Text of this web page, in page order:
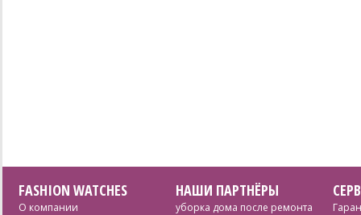
FASHION WATCHES
О компании
НАШИ ПАРТНЁРЫ
уборка дома после ремонта